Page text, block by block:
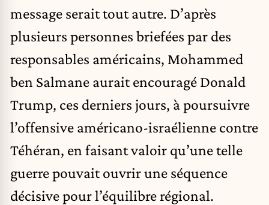
message serait tout autre. D’après
plusieurs personnes briefées par des
responsables américains, Mohammed
ben Salmane aurait encouragé Donald
Trump, ces derniers jours, à poursuivre
l’offensive américano-israélienne contre
Téhéran, en faisant valoir qu’une telle
guerre pouvait ouvrir une séquence
décisive pour l’équilibre régional.